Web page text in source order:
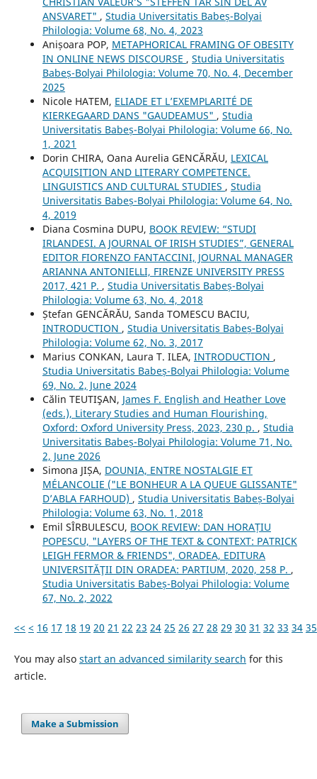
ANSVARET" , Studia Universitatis Babeș-Bolyai
Philologia: Volume 68, No. 4, 2023
Anișoara POP, METAPHORICAL FRAMING OF OBESITY
IN ONLINE NEWS DISCOURSE , Studia Universitatis
Babeș-Bolyai Philologia: Volume 70, No. 4, December
2025
Nicole HATEM, ELIADE ET L’EXEMPLARITÉ DE
KIERKEGAARD DANS "GAUDEAMUS" , Studia
Universitatis Babeș-Bolyai Philologia: Volume 66, No.
1, 2021
Dorin CHIRA, Oana Aurelia GENCĂRĂU, LEXICAL
ACQUISITION AND LITERARY COMPETENCE.
LINGUISTICS AND CULTURAL STUDIES , Studia
Universitatis Babeș-Bolyai Philologia: Volume 64, No.
4, 2019
Diana Cosmina DUPU, BOOK REVIEW: “STUDI
IRLANDESI. A JOURNAL OF IRISH STUDIES”, GENERAL
EDITOR FIORENZO FANTACCINI, JOURNAL MANAGER
ARIANNA ANTONIELLI, FIRENZE UNIVERSITY PRESS
2017, 421 P. , Studia Universitatis Babeș-Bolyai
Philologia: Volume 63, No. 4, 2018
Ștefan GENCĂRĂU, Sanda TOMESCU BACIU,
INTRODUCTION , Studia Universitatis Babeș-Bolyai
Philologia: Volume 62, No. 3, 2017
Marius CONKAN, Laura T. ILEA, INTRODUCTION ,
Studia Universitatis Babeș-Bolyai Philologia: Volume
69, No. 2, June 2024
Călin TEUTIŞAN, James F. English and Heather Love
(eds.), Literary Studies and Human Flourishing,
Oxford: Oxford University Press, 2023, 230 p. , Studia
Universitatis Babeș-Bolyai Philologia: Volume 71, No.
2, June 2026
Simona JIȘA, DOUNIA, ENTRE NOSTALGIE ET
MÉLANCOLIE ("LE BONHEUR A LA QUEUE GLISSANTE"
D’ABLA FARHOUD) , Studia Universitatis Babeș-Bolyai
Philologia: Volume 63, No. 1, 2018
Emil SÎRBULESCU, BOOK REVIEW: DAN HORAȚIU
POPESCU, "LAYERS OF THE TEXT & CONTEXT: PATRICK
LEIGH FERMOR & FRIENDS", ORADEA, EDITURA
UNIVERSITĂŢII DIN ORADEA: PARTIUM, 2020, 258 P. ,
Studia Universitatis Babeș-Bolyai Philologia: Volume
67, No. 2, 2022
<< < 16 17 18 19 20 21 22 23 24 25 26 27 28 29 30 31 32 33 34 35
You may also start an advanced similarity search for this
article.
Make a Submission